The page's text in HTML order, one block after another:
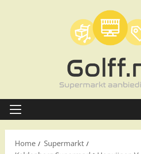
Primair
Home
Supermarkt